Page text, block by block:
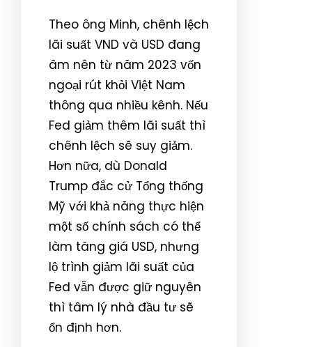
Theo ông Minh, chênh lệch
lãi suất VND và USD đang
âm nên từ năm 2023 vốn
ngoại rút khỏi Việt Nam
thông qua nhiều kênh. Nếu
Fed giảm thêm lãi suất thì
chênh lệch sẽ suy giảm.
Hơn nữa, dù Donald
Trump đắc cử Tổng thống
Mỹ với khả năng thực hiện
một số chính sách có thể
làm tăng giá USD, nhưng
lộ trình giảm lãi suất của
Fed vẫn được giữ nguyên
thì tâm lý nhà đầu tư sẽ
ổn định hơn.